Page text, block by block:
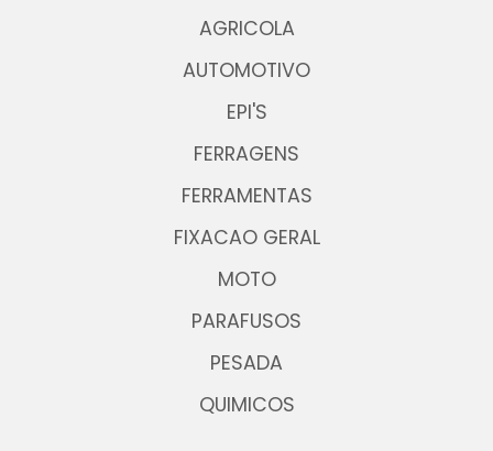
AGRICOLA
AUTOMOTIVO
EPI'S
FERRAGENS
FERRAMENTAS
FIXACAO GERAL
MOTO
PARAFUSOS
PESADA
QUIMICOS